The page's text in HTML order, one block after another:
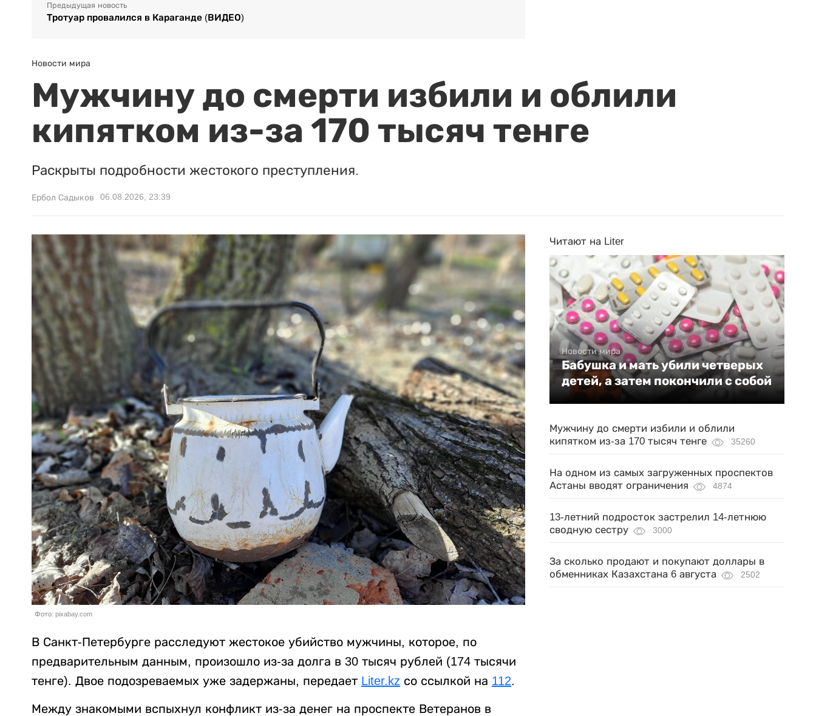
Предыдущая новость
Тротуар провалился в Караганде (ВИДЕО)
Новости мира
Мужчину до смерти избили и облили
кипятком из-за 170 тысяч тенге
Раскрыты подробности жестокого преступления.
Ербол Садыков 06.08.2026, 23:39
Фото: pixabay.com
В Санкт-Петербурге расследуют жестокое убийство мужчины, которое, по
предварительным данным, произошло из-за долга в 30 тысяч рублей (174 тысячи
тенге). Двое подозреваемых уже задержаны, передает Liter.kz со ссылкой на 112.
Между знакомыми вспыхнул конфликт из-за денег на проспекте Ветеранов в
Читают на Liter
Новости мира
Бабушка и мать убили четверых
детей, а затем покончили с собой
Мужчину до смерти избили и облили
кипятком из-за 170 тысяч тенге
35260
На одном из самых загруженных проспектов
Астаны вводят ограничения
4874
13-летний подросток застрелил 14-летнюю
сводную сестру
3000
За сколько продают и покупают доллары в
обменниках Казахстана 6 августа
2502